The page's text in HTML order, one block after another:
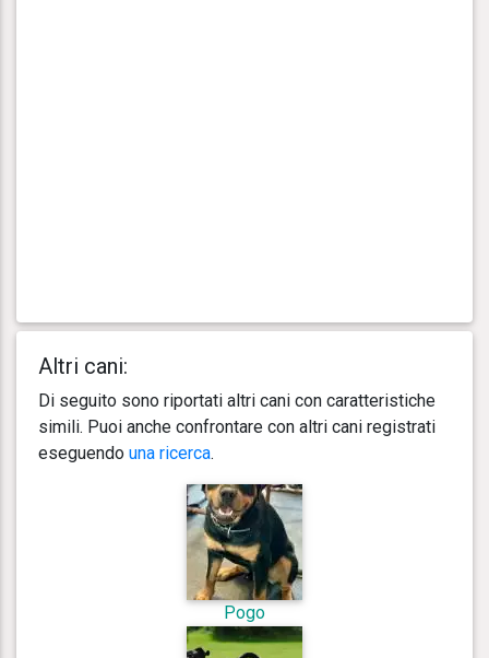
Altri cani:
Di seguito sono riportati altri cani con caratteristiche
simili. Puoi anche confrontare con altri cani registrati
eseguendo una ricerca.
Pogo